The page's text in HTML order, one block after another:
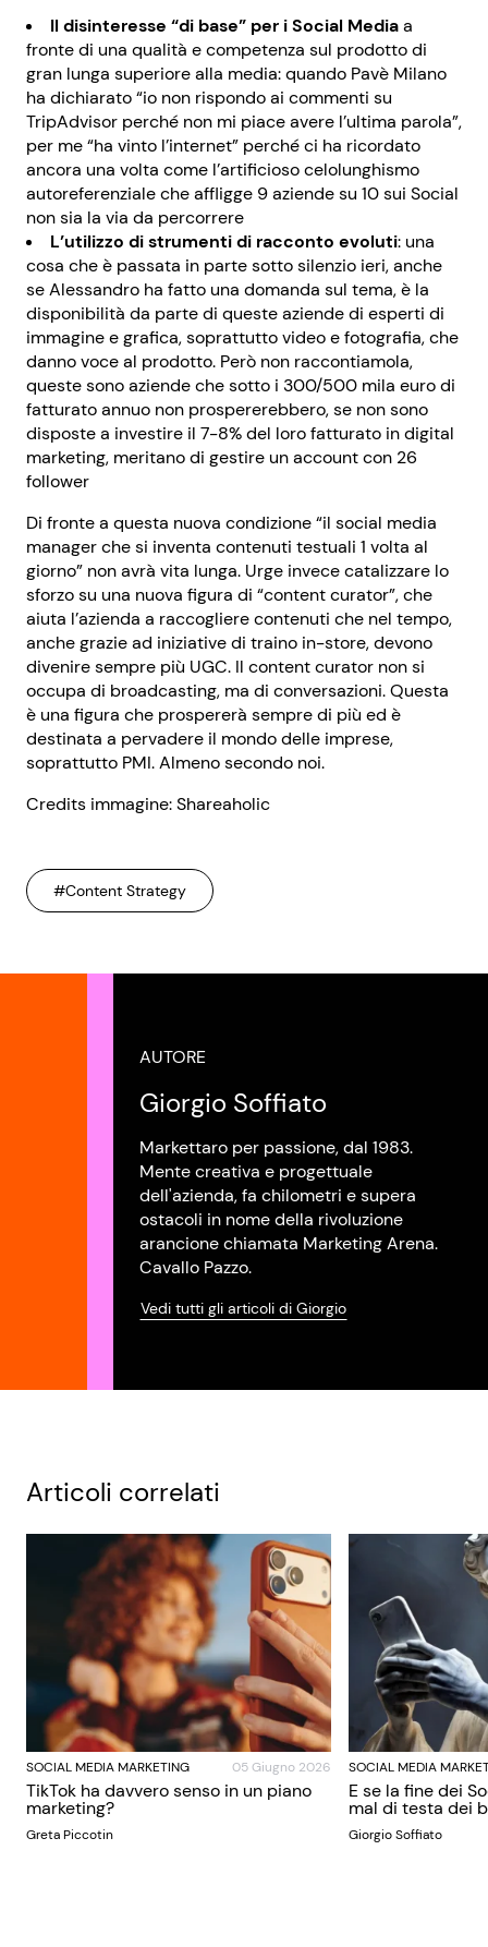
Il disinteresse “di base” per i Social Mediaa
fronte di una qualità e competenza sul prodotto di
gran lunga superiore alla media: quando Pavè Milano
ha dichiarato “io non rispondo ai commenti su
TripAdvisor perché non mi piace avere l’ultima parola”,
per me “ha vinto l’internet” perché ci ha ricordato
ancora una volta come l’artificioso celolunghismo
autoreferenziale che affligge 9 aziende su 10 sui Social
non sia la via da percorrere
L’utilizzo di strumenti di racconto evoluti: una
cosa che è passata in parte sotto silenzio ieri, anche
se Alessandro ha fatto una domanda sul tema, è la
disponibilità da parte di queste aziende di esperti di
immagine e grafica, soprattutto video e fotografia, che
danno voce al prodotto. Però non raccontiamola,
queste sono aziende che sotto i 300/500 mila euro di
fatturato annuo non prospererebbero, se non sono
disposte a investire il 7-8% del loro fatturato in digital
marketing, meritano di gestire un account con 26
follower
Di fronte a questa nuova condizione “il social media
manager che si inventa contenuti testuali 1 volta al
giorno” non avrà vita lunga. Urge invece catalizzare lo
sforzo su una nuova figura di “content curator”, che
aiuta l’azienda a raccogliere contenuti che nel tempo,
anche grazie ad iniziative di traino in-store, devono
divenire sempre più UGC. Il content curator non si
occupa di broadcasting, ma di conversazioni. Questa
è una figura che prospererà sempre di più ed è
destinata a pervadere il mondo delle imprese,
soprattutto PMI. Almeno secondo noi.
Credits immagine: Shareaholic
#Content Strategy
AUTORE
Giorgio Soffiato
Markettaro per passione, dal 1983.
Mente creativa e progettuale
dell'azienda, fa chilometri e supera
ostacoli in nome della rivoluzione
arancione chiamata Marketing Arena.
Cavallo Pazzo.
Vedi tutti gli articoli di Giorgio
Articoli correlati
SOCIAL MEDIA MARKETING 05 Giugno 2026
TikTok ha davvero senso in un piano
marketing?
Greta Piccotin
SOCIAL MEDIA
E se la fine dei
mal di testa dei
Giorgio Soffiato